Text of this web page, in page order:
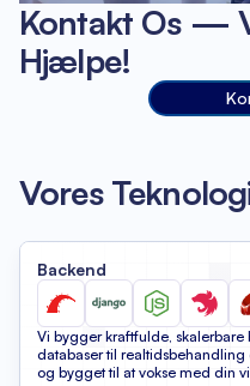
Kontakt Os —
Hjælpe!
Vores
Backend
Vi bygger kraftfulde, skalerbare
databaser til
og bygget til at vokse med din